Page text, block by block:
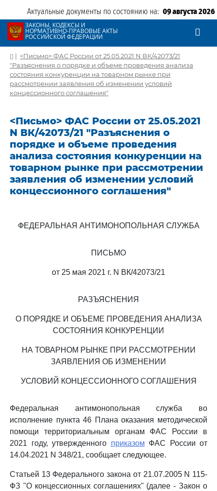
Актуальные документы по состоянию на: 09 августа 2026
ЗАКОНЫ, КОДЕКСЫ И
НОРМАТИВНО-ПРАВОВЫЕ АКТЫ
РОССИЙСКОЙ ФЕДЕРАЦИИ
| <Письмо> ФАС России от 25.05.2021 N ВК/42073/21
"Разъяснения о порядке и объеме проведения анализа
состояния конкуренции на товарном рынке при
рассмотрении заявления об изменении условий
концессионного соглашения"
<Письмо> ФАС России от 25.05.2021
N ВК/42073/21 "Разъяснения о
порядке и объеме проведения
анализа состояния конкуренции на
товарном рынке при рассмотрении
заявления об изменении условий
концессионного соглашения"
ФЕДЕРАЛЬНАЯ АНТИМОНОПОЛЬНАЯ СЛУЖБА
ПИСЬМО
от 25 мая 2021 г. N ВК/42073/21
РАЗЪЯСНЕНИЯ
О ПОРЯДКЕ И ОБЪЕМЕ ПРОВЕДЕНИЯ АНАЛИЗА
СОСТОЯНИЯ КОНКУРЕНЦИИ
НА ТОВАРНОМ РЫНКЕ ПРИ РАССМОТРЕНИИ
ЗАЯВЛЕНИЯ ОБ ИЗМЕНЕНИИ
УСЛОВИЙ КОНЦЕССИОННОГО СОГЛАШЕНИЯ
Федеральная антимонопольная служба во
исполнение пункта 46 Плана оказания методической
помощи территориальным органам ФАС России в
2021 году, утвержденного приказом ФАС России от
14.04.2021 N 348/21, сообщает следующее.
Статьей 13 Федерального закона от 21.07.2005 N 115-
ФЗ "О концессионных соглашениях" (далее - Закон о